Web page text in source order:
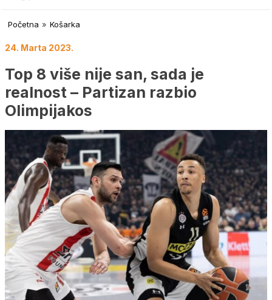
Početna » Košarka
24. Marta 2023.
Top 8 više nije san, sada je
realnost – Partizan razbio
Olimpijakos